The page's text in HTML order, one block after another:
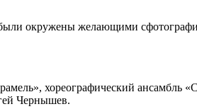
окружены желающими
хореографический
Чернышев.